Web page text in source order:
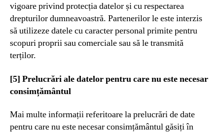
vigoare privind protecția datelor și cu respectarea
drepturilor dumneavoastră. Partenerilor le este interzis
să utilizeze datele cu caracter personal primite pentru
scopuri proprii sau comerciale sau să le transmită
terților.
[5] Prelucrări ale datelor pentru care nu este necesar
consimțământul
Mai multe informații referitoare la prelucrări de date
pentru care nu este necesar consimțământul găsiți în